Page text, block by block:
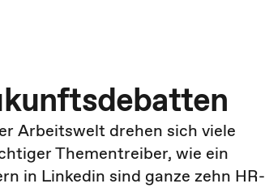
Arbeitswelt drehen sich viele
Thementreiber, wie ein
in Linkedin sind ganze zehn HR-